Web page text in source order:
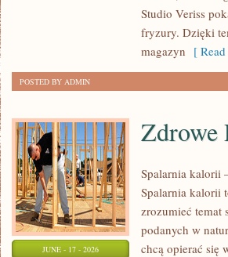
WIZAŻYSTÓWStudio Veriss
fryzury. Dzięki
magazyn [
POSTED BY ADMIN
JUNE - 17 - 2026
Zdrowe
Spalarnia kalorii
Spalarnia kalorii
zrozumieć temat
podanych w
chcą opierać się